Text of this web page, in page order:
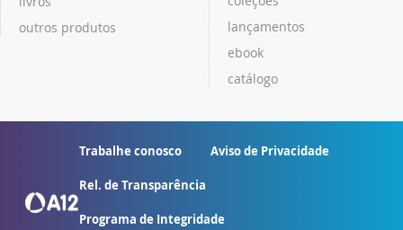
outros produtos
lançamentos
ebook
catálogo
Trabalhe conosco Aviso de Privacidade
Rel. de Transparência
Programa de Integridade